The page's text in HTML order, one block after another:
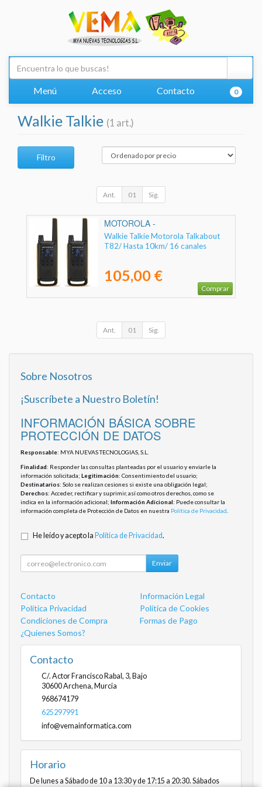
Menú Acceso Contacto 0
Walkie Talkie (1 art.)
Filtro
Ant. 01 Sig.
MOTOROLA -
Walkie Talkie Motorola Talkabout
T82/ Hasta 10km/ 16 canales
105,00 €
Comprar
Ant. 01 Sig.
Sobre Nosotros
¡Suscríbete a Nuestro Boletín!
INFORMACIÓN BÁSICA SOBRE
PROTECCIÓN DE DATOS
Responsable: MYA NUEVAS TECNOLOGIAS, S.L.
Finalidad: Responder las consultas planteadas por el usuario y enviarle la
información solicitada; Legitimación: Consentimiento del usuario;
Destinatarios: Solo se realizan cesiones si existe una obligación legal;
Derechos: Acceder, rectificar y suprimir, así como otros derechos, como se
indica en la información adicional; Información Adicional: Puede consultar la
información completa de Protección de Datos en nuestra Política de Privacidad
He leído y acepto la Política de Privacidad.
Enviar
Contacto
Información Legal
Política Privacidad
Política de Cookies
Condiciones de Compra
Formas de Pago
¿Quienes Somos?
Contacto
C/. Actor Francisco Rabal, 3, Bajo
30600Archena, Murcia
968674179
625297991
info@vemainformatica.com
Horario
De lunes a Sábado de 10 a 13:30 y de 17:15 a 20:30. Sábados